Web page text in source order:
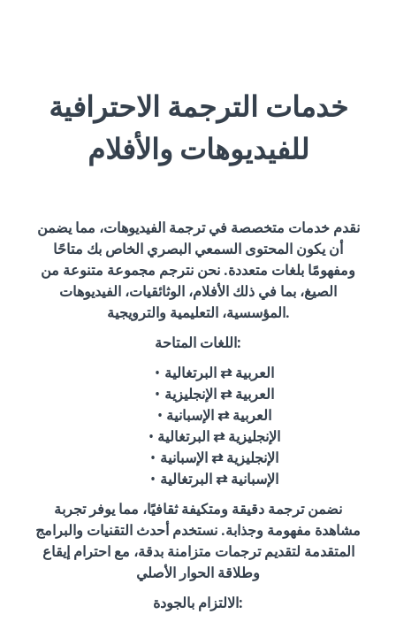
خدمات الترجمة الاحترافية
للفيديوهات والأفلام
نقدم خدمات متخصصة في ترجمة الفيديوهات، مما يضمن
أن يكون المحتوى السمعي البصري الخاص بك متاحًا
ومفهومًا بلغات متعددة. نحن نترجم مجموعة متنوعة من
الصيغ، بما في ذلك الأفلام، الوثائقيات، الفيديوهات
المؤسسية، التعليمية والترويجية.
اللغات المتاحة:
العربية ⇄ البرتغالية
العربية ⇄ الإنجليزية
العربية ⇄ الإسبانية
الإنجليزية ⇄ البرتغالية
الإنجليزية ⇄ الإسبانية
الإسبانية ⇄ البرتغالية
نضمن ترجمة دقيقة ومتكيفة ثقافيًا، مما يوفر تجربة
مشاهدة مفهومة وجذابة. نستخدم أحدث التقنيات والبرامج
المتقدمة لتقديم ترجمات متزامنة بدقة، مع احترام إيقاع
وطلاقة الحوار الأصلي
الالتزام بالجودة: